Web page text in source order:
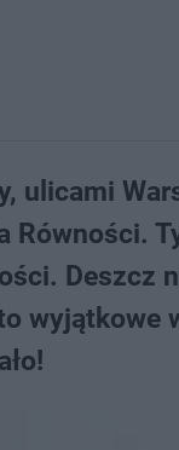
ulicami
Równości.
Deszcz